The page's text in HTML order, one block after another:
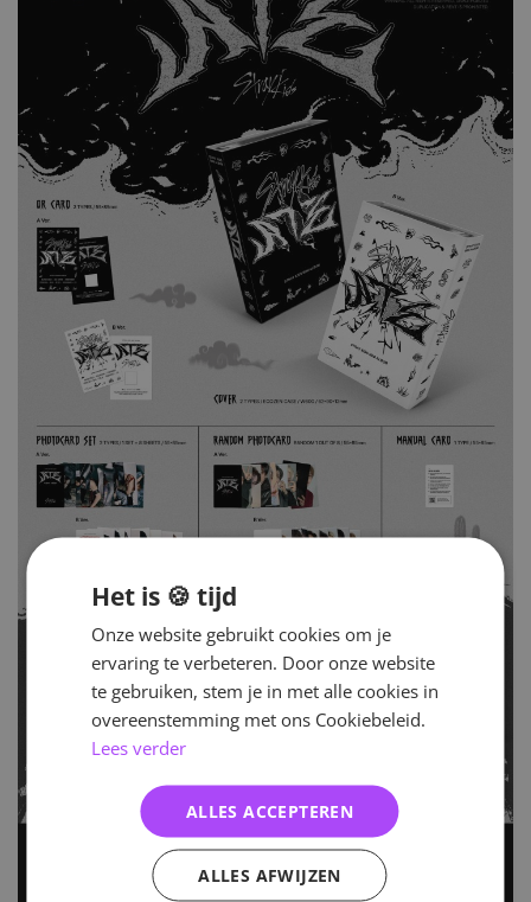
Het is 🍪 tijd
Onze website gebruikt cookies om je
ervaring te verbeteren. Door onze website
te gebruiken, stem je in met alle cookies in
overeenstemming met ons Cookiebeleid.
Lees verder
ALLES ACCEPTEREN
ALLES AFWIJZEN